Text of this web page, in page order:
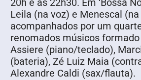
20h e às 22h30. Em ‘Bossa
Leila (na voz) e Menescal
acompanhados por um
renomados músicos
Assiere (piano/teclado),
(bateria), Zé Luiz Maia
Alexandre Caldi (sax/flauta).